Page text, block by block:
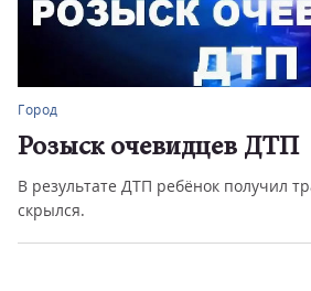
Город
Розыск очевидцев ДТП
В результате ДТП ребёнок получил
скрылся.